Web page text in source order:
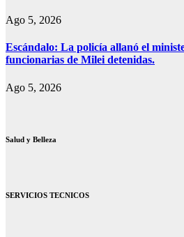
Ago 5, 2026
Escándalo: La policía allanó el
funcionarias de Milei detenidas.
Ago 5, 2026
Salud y Belleza
SERVICIOS TECNICOS